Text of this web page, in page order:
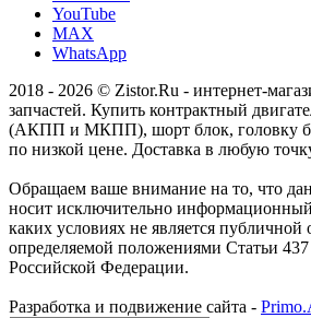
YouTube
MAX
WhatsApp
2018 - 2026 © Zistor.Ru - интернет-
запчастей. Купить контрактный
(АКПП и МКПП), шорт блок, головку
по низкой цене. Доставка в любую
Обращаем ваше внимание на то, что
носит исключительно
каких условиях не является публичной
определяемой положениями Статьи 437
Российской Федерации.
Разработка и подвижение сайта -